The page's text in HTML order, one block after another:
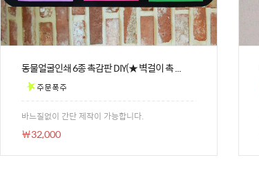
동물얼굴인쇄 6종 촉감판 DIY(★ 벽걸이 촉 ...
바느질없이 간단 제작이 가능합니다.
￦32,000